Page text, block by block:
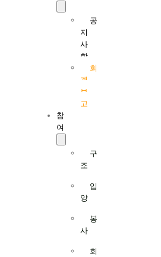
공
지
사
항
회
계
보
고
참
여
구
조
입
양
봉
사
회